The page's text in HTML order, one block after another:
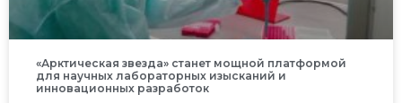
«Арктическая звезда» станет мощной платформой
для научных лабораторных изысканий и
инновационных разработок